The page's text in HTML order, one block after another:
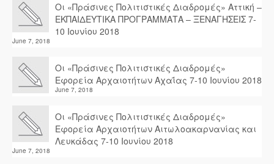
Οι «Πράσινες Πολιτιστικές Διαδρομές» Αττική –
ΕΚΠΑΙΔΕΥΤΙΚΑ ΠΡΟΓΡΑΜΜΑΤΑ – ΞΕΝΑΓΗΣΕΙΣ 7-
10 Ιουνίου 2018
June 7, 2018
Οι «Πράσινες Πολιτιστικές Διαδρομές»
Εφορεία Αρχαιοτήτων Αχαΐας 7-10 Ιουνίου 2018
June 7, 2018
Οι «Πράσινες Πολιτιστικές Διαδρομές»
Εφορεία Αρχαιοτήτων Αιτωλοακαρνανίας και
Λευκάδας 7-10 Ιουνίου 2018
June 7, 2018